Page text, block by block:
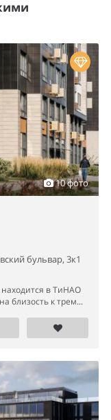
10 фото
бульвар, 3к1
в ТиНАО
близость к трем...